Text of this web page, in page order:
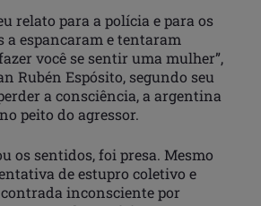
relato para a polícia e para os
a espancaram e tentaram
você se sentir uma mulher”,
Rubén Espósito, segundo seu
a consciência, a argentina
peito do agressor.
os sentidos, foi presa. Mesmo
de estupro coletivo e
inconsciente por